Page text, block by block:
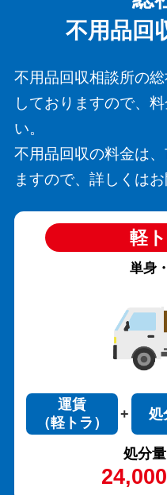
不用品回
不用品回収相談所の
しておりますので、
い。
不用品回収の料金は
ますので、詳しくは
軽
単身
運賃
（軽トラ）
処
処分
24,000